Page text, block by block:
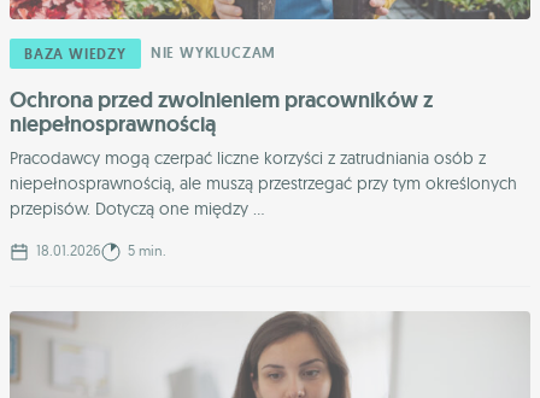
BAZA WIEDZY NIE WYKLUCZAM
Ochrona przed zwolnieniem pracowników z
niepełnosprawnością
Pracodawcy mogą czerpać liczne korzyści z zatrudniania osób z
niepełnosprawnością, ale muszą przestrzegać przy tym określonych
przepisów. Dotyczą one między ...
18.01.2026 5 min.